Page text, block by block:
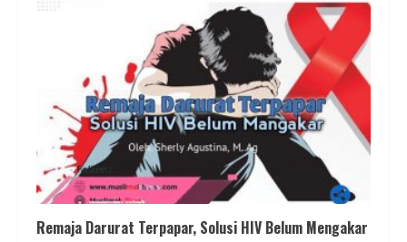
Remaja Darurat Terpapar, Solusi HIV Belum Mengakar